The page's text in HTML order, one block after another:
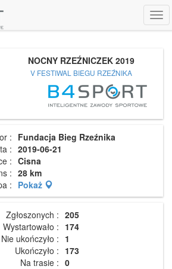
NOCNY RZEŹNICZEK 2019
V FESTIWAL BIEGU RZEŹNIKA
: Fundacja Bieg Rzeźnika
: 2019-06-21
: Cisna
: 28 km
:
Pokaż
Zgłoszonych : 205
Wystartowało : 174
Nie ukończyło : 1
Ukończyło : 173
Na trasie : 0